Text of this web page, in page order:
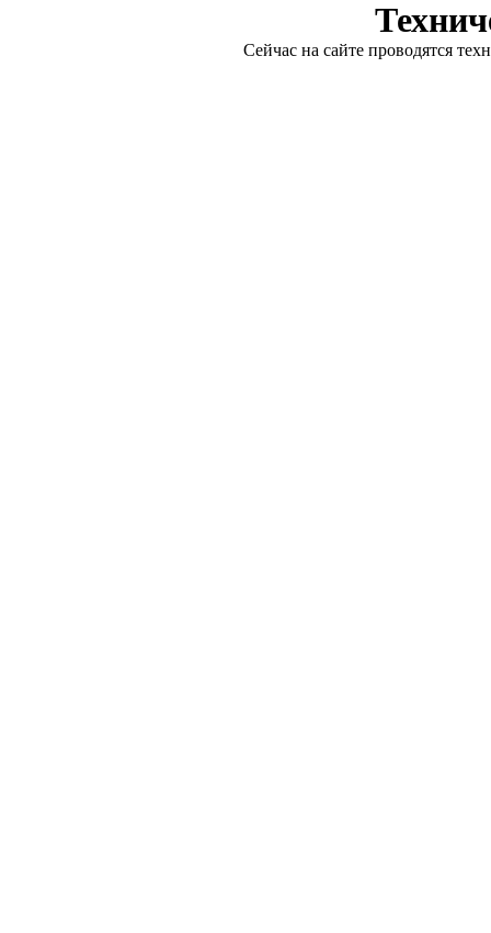
Сейчас на сайте проводятся